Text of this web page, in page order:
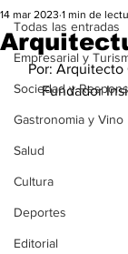
Todas las entradas
Empresarial y
Sociedad y
Gastronomia y Vino
Salud
Cultura
Deportes
Editorial
14 mar 2023 1 min de
Por: Arquitecto
Fundador